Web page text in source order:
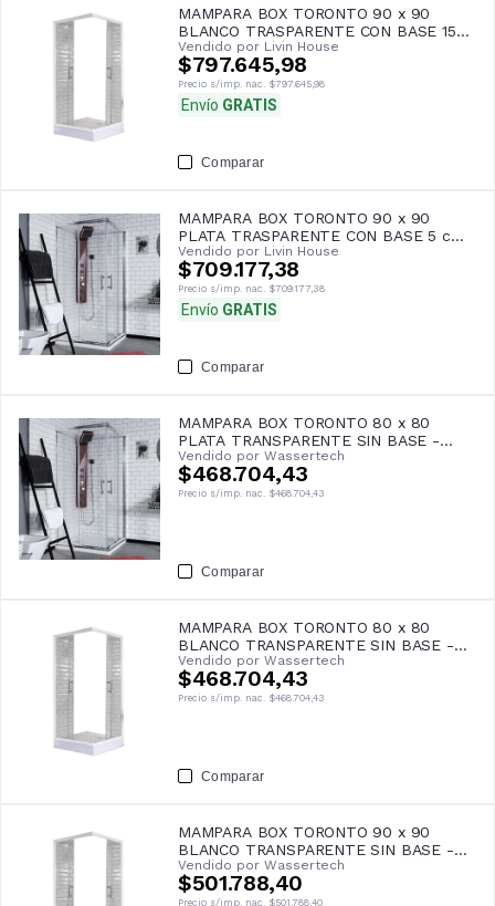
MAMPARA BOX TORONTO 90 x 90
BLANCO TRASPARENTE CON BASE 15
cm- GORENA
Vendido por Livin House
$797.645,98
Precio s/imp. nac. $797.645,98
Envío GRATIS
Comparar
MAMPARA BOX TORONTO 90 x 90
PLATA TRASPARENTE CON BASE 5 cm-
GORENA
Vendido por Livin House
$709.177,38
Precio s/imp. nac. $709.177,38
Envío GRATIS
Comparar
MAMPARA BOX TORONTO 80 x 80
PLATA TRANSPARENTE SIN BASE -
GORENA
Vendido por Wassertech
$468.704,43
Precio s/imp. nac. $468.704,43
Comparar
MAMPARA BOX TORONTO 80 x 80
BLANCO TRANSPARENTE SIN BASE -
GORENA
Vendido por Wassertech
$468.704,43
Precio s/imp. nac. $468.704,43
Comparar
MAMPARA BOX TORONTO 90 x 90
BLANCO TRANSPARENTE SIN BASE -
GORENA
Vendido por Wassertech
$501.788,40
Precio s/imp. nac. $501.788,40